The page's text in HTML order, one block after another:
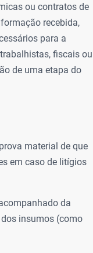
ou contratos de
recebida,
para a
fiscais ou
de uma etapa do
material de que
em caso de litígios
da
insumos (como